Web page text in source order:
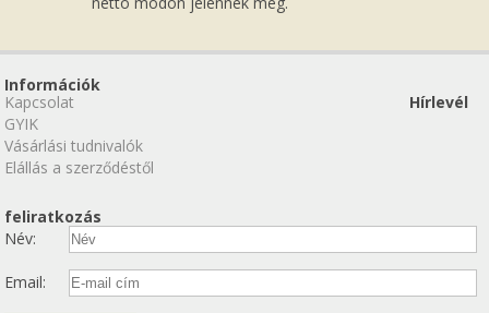
Információk
Kapcsolat
GYIK
Vásárlási tudnivalók
Elállás a szerződéstől
Hírlevél
feliratkozás
Név:
Email: